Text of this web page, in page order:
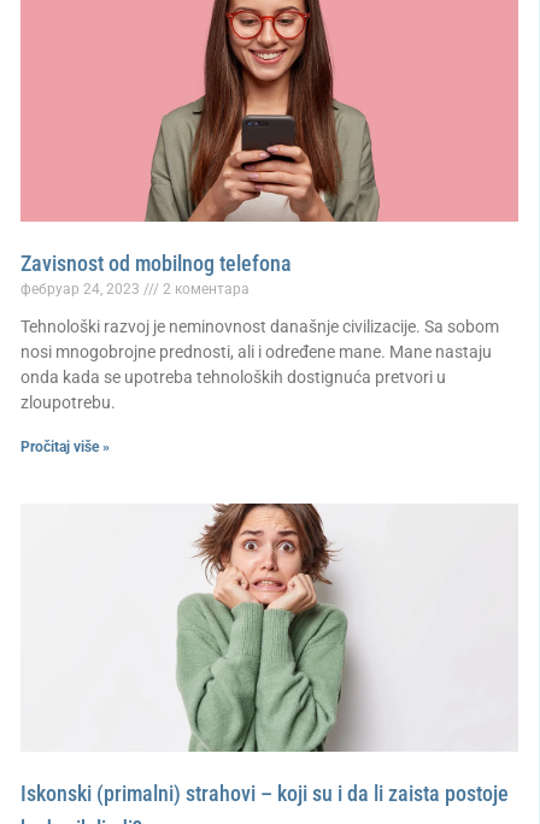
Zavisnost od mobilnog telefona
фебруар 24, 2023 2 коментара
Tehnološki razvoj je neminovnost današnje civilizacije. Sa sobom
nosi mnogobrojne prednosti, ali i određene mane. Mane nastaju
onda kada se upotreba tehnoloških dostignuća pretvori u
zloupotrebu.
Pročitaj više »
Iskonski (primalni) strahovi – koji su i da li zaista postoje